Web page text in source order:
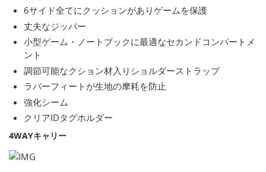
6サイド全てにクッションがありゲームを保護
丈夫なジッパー
小型ゲーム・ノートブックに最適なセカンドコンパートメ
ント
調節可能なクション材入りショルダーストラップ
ラバーフィートが生地の摩耗を防止
強化シーム
クリアIDタグホルダー
4WAYキャリー